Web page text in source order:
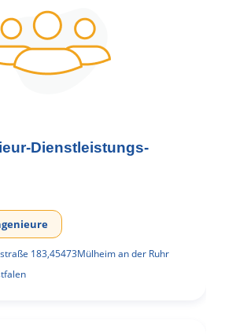
Dienstleistungs-
183,45473Mülheim an der Ruhr